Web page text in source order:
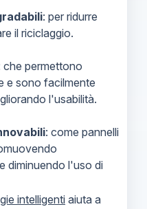
: per ridurre
il riciclaggio.
che permettono
e sono facilmente
l'usabilità.
: come pannelli
diminuendo l'uso di
intelligenti aiuta a